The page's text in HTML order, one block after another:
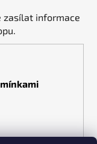
zasílat informace